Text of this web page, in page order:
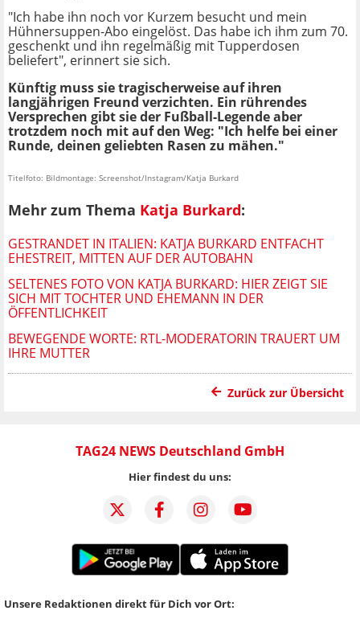
"Ich habe ihn noch vor Kurzem besucht und mein
Hühnersuppen-Abo eingelöst. Das habe ich ihm zum 70.
geschenkt und ihn regelmäßig mit Tupperdosen
beliefert", erinnert sie sich.
Künftig muss sie tragischerweise auf ihren
langjährigen Freund verzichten. Ein rührendes
Versprechen gibt sie der Fußball-Legende aber
trotzdem noch mit auf den Weg: "Ich helfe bei einer
Runde, deinen geliebten Rasen zu mähen."
Titelfoto: Bildmontage: Screenshot/Instagram/Katja Burkard
Mehr zum Thema Katja Burkard:
GESTRANDET IN ITALIEN: KATJA BURKARD ENTFACHT
EHESTREIT, MITTEN AUF DER AUTOBAHN
SELTENES FOTO VON KATJA BURKARD: HIER ZEIGT SIE
SICH MIT TOCHTER UND EHEMANN IN DER
ÖFFENTLICHKEIT
BEWEGENDE WORTE: RTL-MODERATORIN TRAUERT UM
IHRE MUTTER
Zurück zur Übersicht
TAG24 NEWS Deutschland GmbH
Hier findest du uns:
Unsere Redaktionen direkt für Dich vor Ort: